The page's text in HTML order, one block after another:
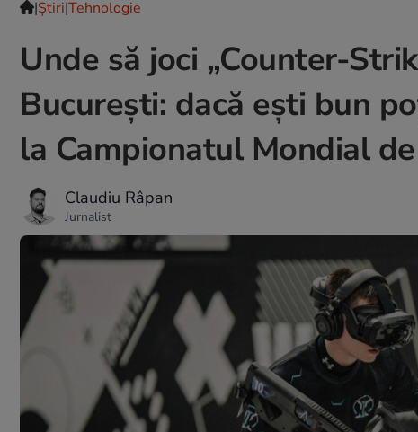
|Ştiri|Tehnologie
Unde să joci „Counter-
București: dacă ești bun
la Campionatul Mondial
Claudiu Râpan
Jurnalist